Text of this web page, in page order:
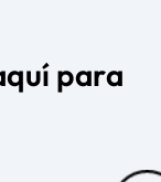
para